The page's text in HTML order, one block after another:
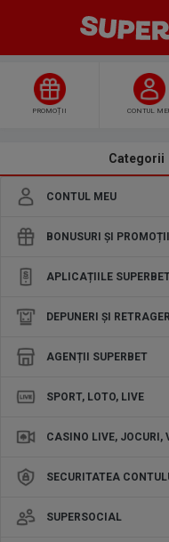
PROMOȚII CONTUL
Categorii
CONTUL MEU
BONUSURI ȘI
APLICAȚIILE
DEPUNERI ȘI RETRAGERI
AGENȚII SUPERBET
SPORT, LOTO, LIVE
CASINO LIVE, JOCURI,
SECURITATEA
SUPERSOCIAL